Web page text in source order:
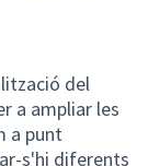
del
a ampliar les
a punt
s'hi diferents